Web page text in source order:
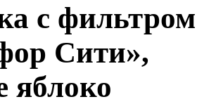
с фильтром
Сити»,
яблоко